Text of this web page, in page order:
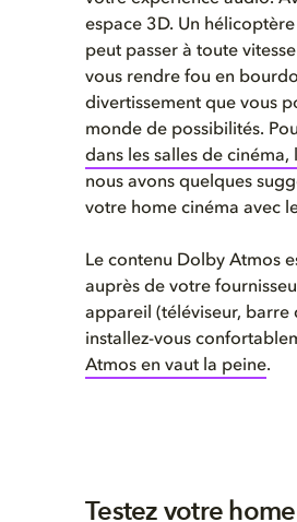
espace 3D. Un
peut passer à toute
vous rendre fou en
divertissement que vous
monde de possibilités.
dans les salles de
nous avons quelques
votre home cinéma avec
Le contenu Dolby Atmos
auprès de votre
appareil (téléviseur, barre
installez-vous
Atmos en vaut la peine.
Testez votre